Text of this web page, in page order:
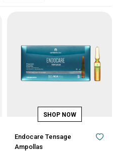
Endocare Tensage
Ampollas